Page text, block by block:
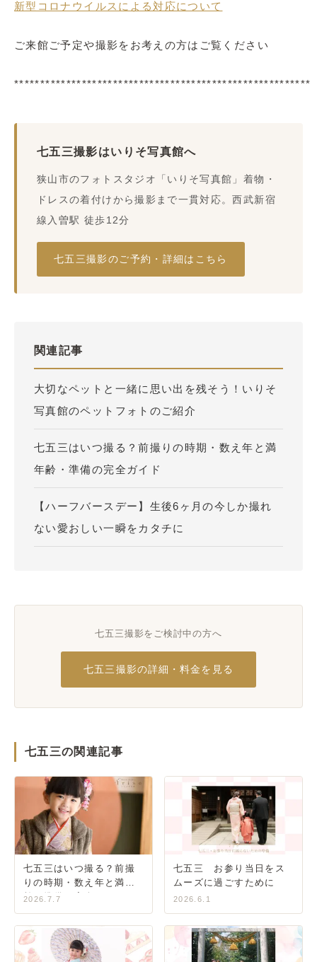
新型コロナウイルスによる対応について
ご来館ご予定や撮影をお考えの方はご覧ください
*********************************************************
七五三撮影はいりそ写真館へ
狭山市のフォトスタジオ「いりそ写真館」着物・
ドレスの着付けから撮影まで一貫対応。西武新宿
線入曽駅 徒歩12分
七五三撮影のご予約・詳細はこちら
関連記事
大切なペットと一緒に思い出を残そう！いりそ
写真館のペットフォトのご紹介
七五三はいつ撮る？前撮りの時期・数え年と満
年齢・準備の完全ガイド
【ハーフバースデー】生後6ヶ月の今しか撮れ
ない愛おしい一瞬をカタチに
七五三撮影をご検討中の方へ
七五三撮影の詳細・料金を見る
七五三の関連記事
七五三はいつ撮る？前撮
りの時期・数え年と満年
齢・準備の完全ガイド
2026.7.7
七五三 お参り当日をス
ムーズに過ごすために
2026.6.1